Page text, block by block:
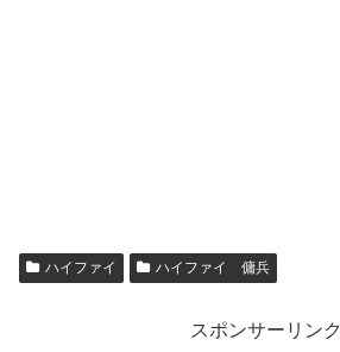
ハイファイ ハイファイ 傭兵
スポンサーリンク